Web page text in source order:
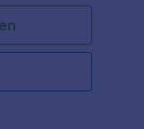
Ihren
und
erhalten Sie
es in